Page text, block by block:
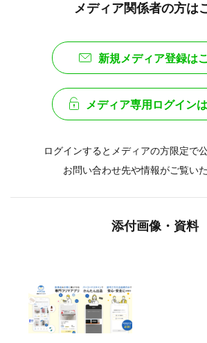
メディア関係者の方は
新規メディア登録は
メディア専用ログイン
ログインするとメディアの方限定で
お問い合わせ先や情報がご覧い
添付画像・資料